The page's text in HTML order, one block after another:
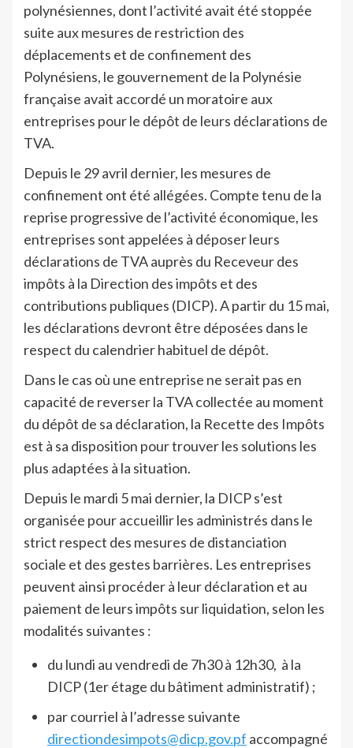
polynésiennes, dont l’activité avait été stoppée
suite aux mesures de restriction des
déplacements et de confinement des
Polynésiens, le gouvernement de la Polynésie
française avait accordé un moratoire aux
entreprises pour le dépôt de leurs déclarations de
TVA.
Depuis le 29 avril dernier, les mesures de
confinement ont été allégées. Compte tenu de la
reprise progressive de l’activité économique, les
entreprises sont appelées à déposer leurs
déclarations de TVA auprès du Receveur des
impôts à la Direction des impôts et des
contributions publiques (DICP). A partir du 15 mai,
les déclarations devront être déposées dans le
respect du calendrier habituel de dépôt.
Dans le cas où une entreprise ne serait pas en
capacité de reverser la TVA collectée au moment
du dépôt de sa déclaration, la Recette des Impôts
est à sa disposition pour trouver les solutions les
plus adaptées à la situation.
Depuis le mardi 5 mai dernier, la DICP s’est
organisée pour accueillir les administrés dans le
strict respect des mesures de distanciation
sociale et des gestes barrières. Les entreprises
peuvent ainsi procéder à leur déclaration et au
paiement de leurs impôts sur liquidation, selon les
modalités suivantes :
du lundi au vendredi de 7h30 à 12h30, à la
DICP (1er étage du bâtiment administratif) ;
par courriel à l’adresse suivante
directiondesimpots@dicp.gov.pf accompagné